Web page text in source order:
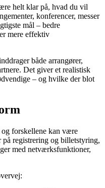
helt klar på, hvad du vil
konferencer, messer
mål – bedre
mere effektiv
både arrangører,
Det giver et realistisk
– og hvilke der blot
forskellene kan være
registrering og billetstyring,
med netværksfunktioner,